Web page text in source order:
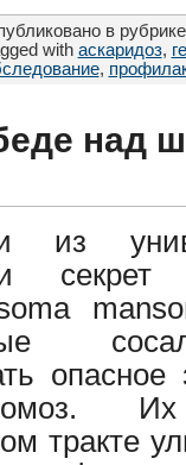
в
with аскаридоз,
,
над
из
секрет
опасное
тракте